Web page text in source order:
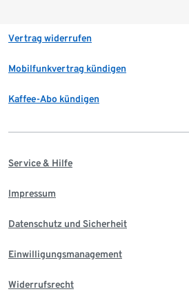
Vertrag widerrufen
Mobilfunkvertrag kündigen
Kaffee-Abo kündigen
Service & Hilfe
Impressum
Datenschutz und Sicherheit
Einwilligungsmanagement
Widerrufsrecht